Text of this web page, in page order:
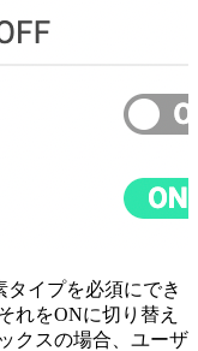
イプを必須にでき
れをONに切り替え
クスの場合、ユーザ